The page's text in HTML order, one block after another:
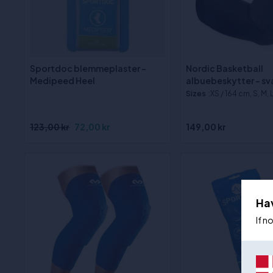
Sportdoc blemmeplaster -
Medipeed Heel
123,00 kr 72,00 kr
Nordic Basketball
albuebeskytter -
Sizes :XS / 164 cm, S, M, L
149,00 kr
If